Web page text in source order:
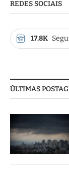
REDES SOCIAIS
17.8K
ÚLTIMAS